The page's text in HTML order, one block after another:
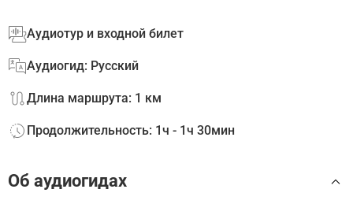
Аудиотур и входной билет
Аудиогид: Русский
Длина маршрута: 1 км
Продолжительность: 1ч - 1ч 30мин
Об аудиогидах